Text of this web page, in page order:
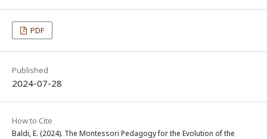
PDF
Published
2024-07-28
How to Cite
Baldi, E. (2024). The Montessori Pedagogy for the Evolution of the